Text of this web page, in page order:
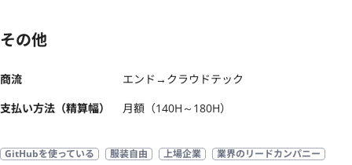
その他
商流
エンド→クラウドテック
支払い方法（精算幅）
月額（140H～180H）
GitHubを使っている 服装自由 上場企業
業界のリードカンパニー